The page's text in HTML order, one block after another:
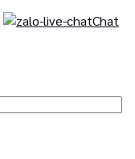
Chat